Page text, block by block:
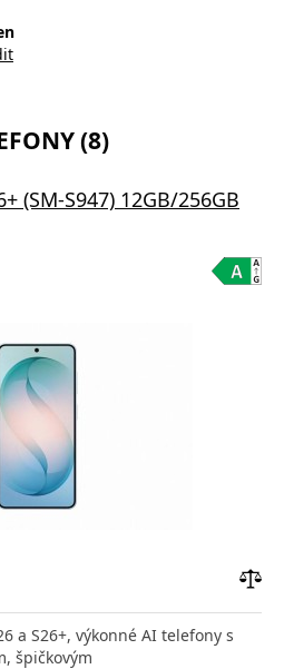
(8)
(SM-S947) 12GB/256GB
a S26+, výkonné AI telefony s
špičkovým